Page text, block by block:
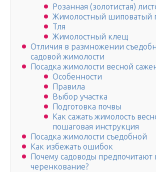
Розанная (золотистая)
Жимолостный шиповатый
Тля
Жимолостный клещ
Отличия в размножении
садовой жимолости
Посадка жимолости весной
Особенности
Правила
Выбор участка
Подготовка почвы
Как сажать жимолость
пошаговая инструкция
Посадка жимолости съедобной
Как избежать ошибок
Почему садоводы предпочитают
черенкование?